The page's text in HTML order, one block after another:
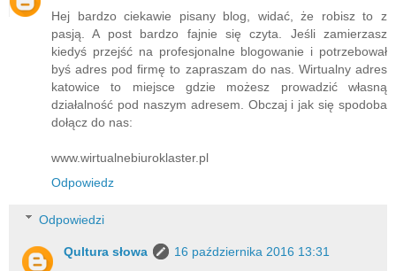
Hej bardzo ciekawie pisany blog, widać, że robisz to z
pasją. A post bardzo fajnie się czyta. Jeśli zamierzasz
kiedyś przejść na profesjonalne blogowanie i potrzebował
byś adres pod firmę to zapraszam do nas. Wirtualny adres
katowice to miejsce gdzie możesz prowadzić własną
działalność pod naszym adresem. Obczaj i jak się spodoba
dołącz do nas:
www.wirtualnebiuroklaster.pl
Odpowiedz
Odpowiedzi
Qultura słowa
16 października 2016 13:31